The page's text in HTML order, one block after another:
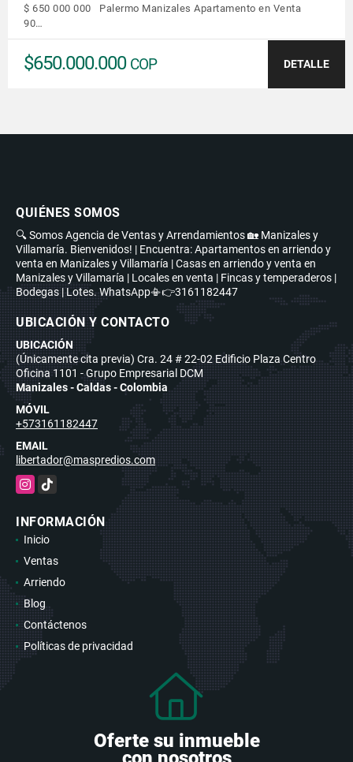
$ 650 000 000 Palermo Manizales Apartamento en Venta
90…
$650.000.000 COP DETALLE
QUIÉNES SOMOS
🔍 Somos Agencia de Ventas y Arrendamientos 🏡 Manizales y
Villamaría. Bienvenidos! | Encuentra: Apartamentos en arriendo y
venta en Manizales y Villamaría | Casas en arriendo y venta en
Manizales y Villamaría | Locales en venta | Fincas y temperaderos |
Bodegas | Lotes. WhatsApp📳👉3161182447
UBICACIÓN Y CONTACTO
UBICACIÓN
(Únicamente cita previa) Cra. 24 # 22-02 Edificio Plaza Centro
Oficina 1101 - Grupo Empresarial DCM
Manizales - Caldas - Colombia
MÓVIL
+573161182447
EMAIL
libertador@maspredios.com
Instagram
TikTok
INFORMACIÓN
Inicio
Ventas
Arriendo
Blog
Contáctenos
Políticas de privacidad
Oferte su inmueble